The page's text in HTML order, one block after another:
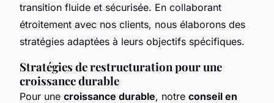
transition fluide et sécurisée. En collaborant
étroitement avec nos clients, nous élaborons des
stratégies adaptées à leurs objectifs spécifiques.
Stratégies de restructuration pour une
croissance durable
Pour une croissance durable, notre conseil en